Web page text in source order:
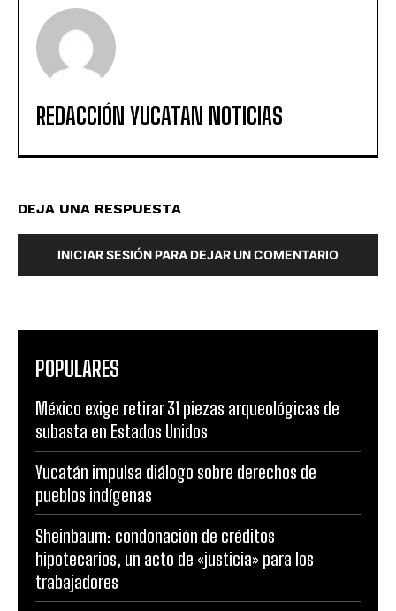
REDACCIÓN YUCATAN NOTICIAS
DEJA UNA RESPUESTA
INICIAR SESIÓN PARA DEJAR UN COMENTARIO
POPULARES
México exige retirar 31 piezas arqueológicas de
subasta en Estados Unidos
Yucatán impulsa diálogo sobre derechos de
pueblos indígenas
Sheinbaum: condonación de créditos
hipotecarios, un acto de «justicia» para los
trabajadores